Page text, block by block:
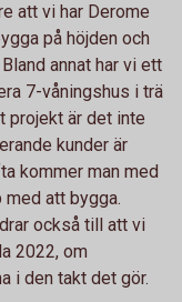
att vi har Derome
på höjden och
annat har vi ett
7-våningshus i trä
projekt är det inte
kunder är
kommer man med
att bygga.
också till att vi
2022, om
i den takt det gör.